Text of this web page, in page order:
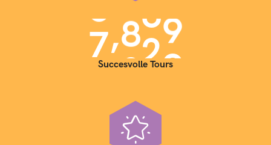
7,000
Succesvolle Tours